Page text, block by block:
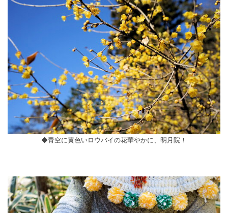
◆青空に黄色いロウバイの花華やかに、明月院！